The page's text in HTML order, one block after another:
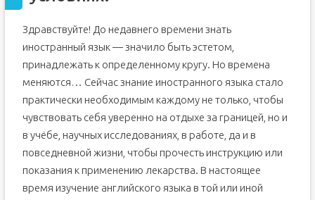
Как быстро и реально выучить английский с нуля
2 основных способа в обучении
Как лучше построить процесс изучения
Как выучить английский язык самостоятельно с нуля?
Английский язык – мир возможностей
Постановка цели изучения языка
Реально ли быстро выучить английский язык?
9 советов, как дома выучить английский самостоятельно
Здравствуйте! До недавнего времени знать
иностранный язык — значило быть эстетом,
принадлежать к определенному кругу. Но времена
меняются… Сейчас знание иностранного языка стало
практически необходимым каждому не только, чтобы
чувствовать себя уверенно на отдыхе за границей, но и
в учёбе, научных исследованиях, в работе, да и в
повседневной жизни, чтобы прочесть инструкцию или
показания к применению лекарства. В настоящее
время изучение английского языка в той или иной